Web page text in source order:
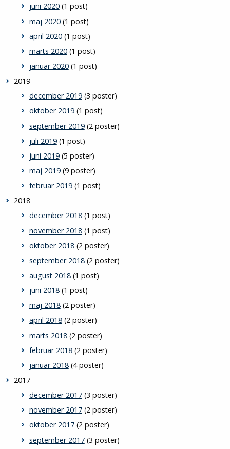
juni 2020(1 post)
maj 2020(1 post)
april 2020(1 post)
marts 2020(1 post)
januar 2020(1 post)
2019
december 2019(3 poster)
oktober 2019(1 post)
september 2019(2 poster)
juli 2019(1 post)
juni 2019(5 poster)
maj 2019(9 poster)
februar 2019(1 post)
2018
december 2018(1 post)
november 2018(1 post)
oktober 2018(2 poster)
september 2018(2 poster)
august 2018(1 post)
juni 2018(1 post)
maj 2018(2 poster)
april 2018(2 poster)
marts 2018(2 poster)
februar 2018(2 poster)
januar 2018(4 poster)
2017
december 2017(3 poster)
november 2017(2 poster)
oktober 2017(2 poster)
september 2017(3 poster)